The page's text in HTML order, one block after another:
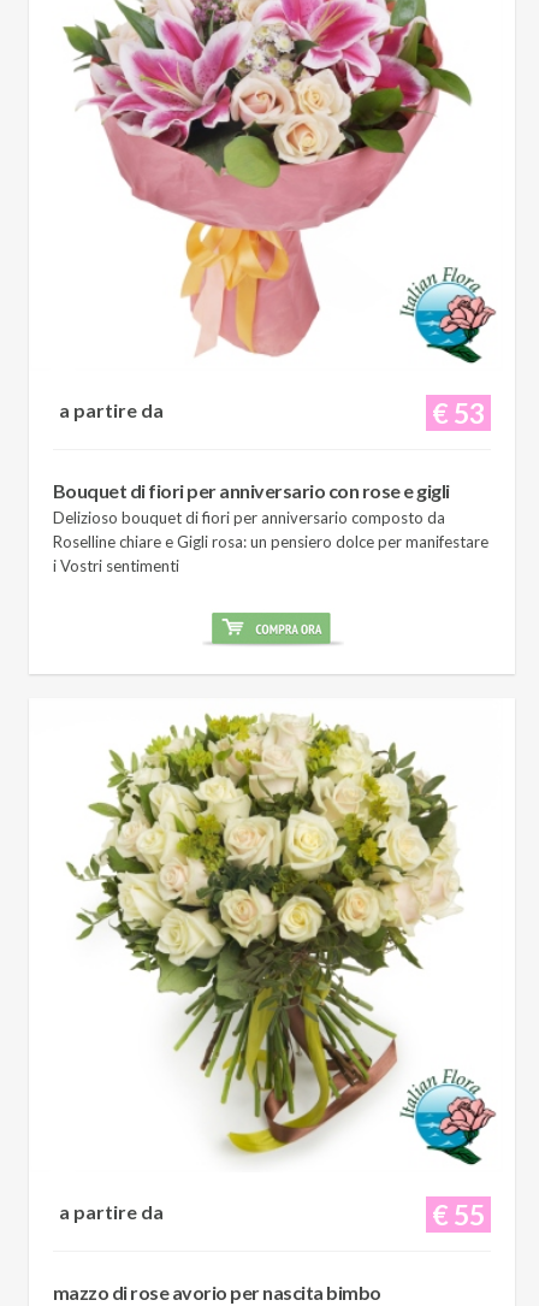
€ 53
a partire da
Bouquet di fiori per anniversario con rose e gigli
Delizioso bouquet di fiori per anniversario composto da
Roselline chiare e Gigli rosa: un pensiero dolce per manifestare
i Vostri sentimenti
€ 55
a partire da
mazzo di rose avorio per nascita bimbo